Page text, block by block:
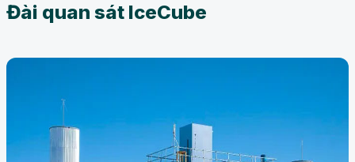
Đài quan sát IceCube